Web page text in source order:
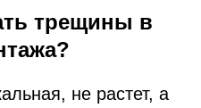
трещины в
не растет, а